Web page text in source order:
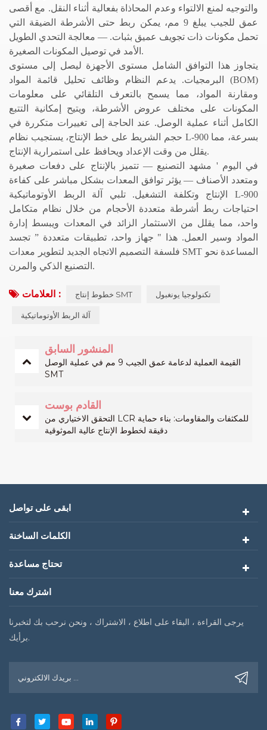
والتوجيه لمنع الالتواء وعدم المحاذاة بفعالية أثناء النقل. مع أقصى
عمق للجيب يبلغ 9 مم، يمكن ربط حتى الأشرطة الضيقة التي
تحمل مكونات ذات تجويف عميق بثبات. — معالجة التحدي الطويل
الأمد في توصيل المكونات الصغيرة.
يتجاوز هذا التوافق الشامل مستوى الأجهزة ليصل إلى مستوى
البرمجيات. يدعم النظام وظائف تحليل قائمة المواد (BOM)
ومقارنة المواد، مما يسمح بالتعرف التلقائي على معلومات
المكونات على مختلف عروض الأشرطة، ويتيح إمكانية التتبع
الكامل أثناء عملية الوصل. عند الحاجة إلى تغييرات متكررة في
حجم الشريط على خط الإنتاج، يستجيب نظام L-900 بسرعة، مما
يقلل من وقت الإعداد ويحافظ على استمرارية الإنتاج.
في اليوم' مشهد التصنيع —تتميز بالإنتاج على دفعات صغيرة
ومتعدد الأصناف — يؤثر توافق المعدات بشكل مباشر على كفاءة
الإنتاج وتكلفة التشغيل. تلبي آلة الربط الأوتوماتيكية L-900
احتياجات ربط أشرطة متعددة الأحجام من خلال نظام متكامل
واحد، مما يقلل من الاستثمار الزائد في المعدات ويبسط إدارة
المواد وسير العمل. هذا " جهاز واحد، تطبيقات متعددة” تجسد
فلسفة التصميم الاتجاه الجديد لتطوير معدات SMT المساعدة نحو
التصنيع الذكي والمرن.
العلامات : خطوط إنتاج SMT تكنولوجيا يونغبول
آلة الربط الأوتوماتيكية
المنشور السابق
القيمة العملية لدعامة عمق الجيب 9 مم في عملية الوصل
SMT
القادم بوست
التحقق الاختياري من LCR للمكثفات والمقاومات: بناء حماية
دقيقة لخطوط الإنتاج عالية الموثوقية
ابقى على تواصل
الكلمات الساخنة
تحتاج مساعدة
اشترك معنا
يرجى القراءة ، البقاء على اطلاع ، الاشتراك ، ونحن نرحب بك لتخبرنا
برأيك.